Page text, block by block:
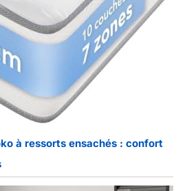
à ressorts ensachés : confort